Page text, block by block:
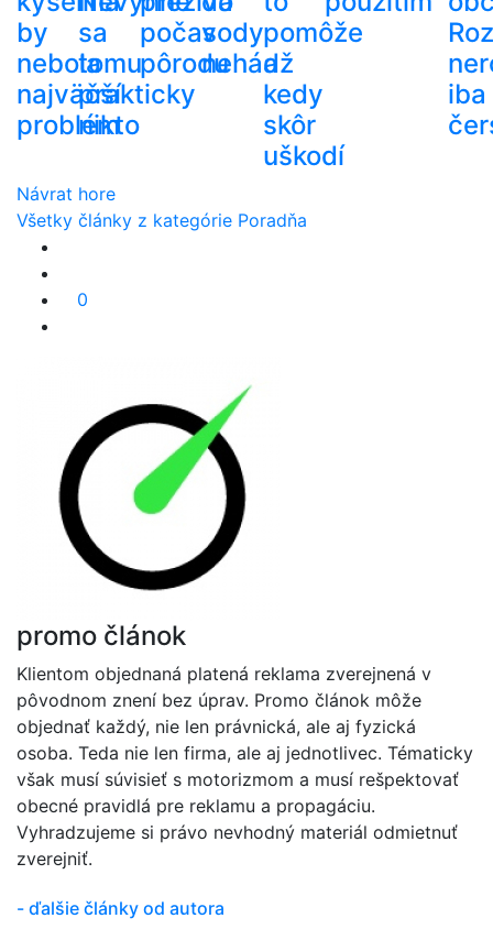
by
nebola
najväčší
problém
sa
tomu
prakticky
nikto
počas
pôrodu
vody
nehádž
pomôže
a
kedy
skôr
uškodí
iba
Návrat hore
Všetky články z kategórie Poradňa
0
promo článok
Klientom objednaná platená reklama zverejnená v
pôvodnom znení bez úprav. Promo článok môže
objednať každý, nie len právnická, ale aj fyzická
osoba. Teda nie len firma, ale aj jednotlivec. Tématicky
však musí súvisieť s motorizmom a musí rešpektovať
obecné pravidlá pre reklamu a propagáciu.
Vyhradzujeme si právo nevhodný materiál odmietnuť
zverejniť.
- ďalšie články od autora